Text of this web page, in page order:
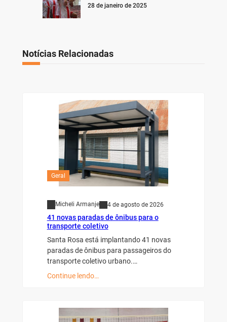
28 de janeiro de 2025
Notícias Relacionadas
Geral
Micheli Armanje 4 de agosto de 2026
41 novas paradas de ônibus para o
transporte coletivo
Santa Rosa está implantando 41 novas
paradas de ônibus para passageiros do
transporte coletivo urbano.…
Continue lendo…